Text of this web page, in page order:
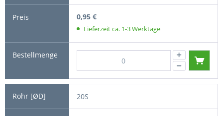
0,95 €
Lieferzeit ca. 1-3 Werktage
20S